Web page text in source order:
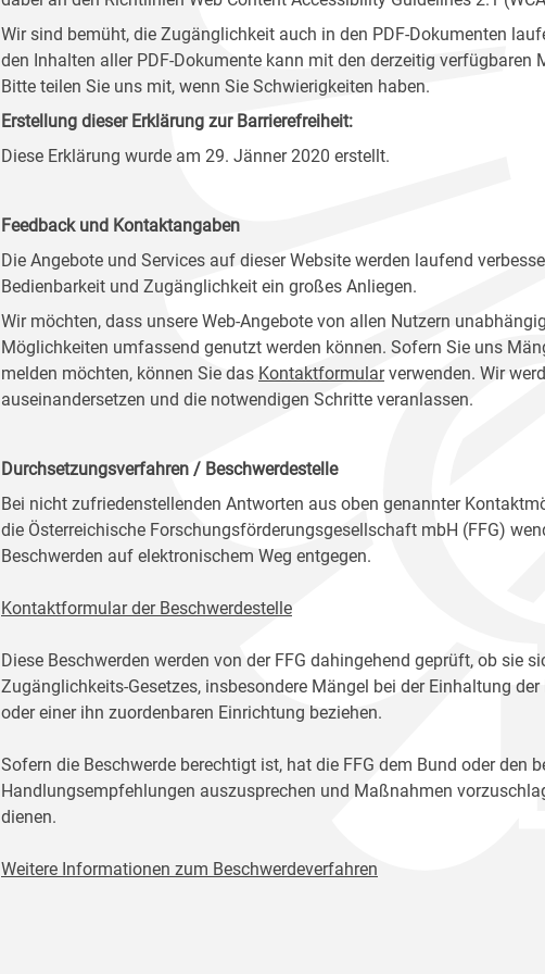
Wir sind bemüht, die Zugänglichkeit auch in den PDF-Dokumenten
den Inhalten aller PDF-Dokumente kann mit den derzeitig
Bitte teilen Sie uns mit, wenn Sie Schwierigkeiten haben.
Erstellung dieser Erklärung zur Barrierefreiheit:
Diese Erklärung wurde am 29. Jänner 2020 erstellt.
Feedback und Kontaktangaben
Die Angebote und Services auf dieser Website werden laufend
Bedienbarkeit und Zugänglichkeit ein großes Anliegen.
Wir möchten, dass unsere Web-Angebote von allen Nutzern
Möglichkeiten umfassend genutzt werden können. Sofern Sie uns
melden möchten, können Sie das Kontaktformularverwenden. Wir
auseinandersetzen und die notwendigen Schritte veranlassen.
Durchsetzungsverfahren / Beschwerdestelle
Bei nicht zufriedenstellenden Antworten aus oben genannter
die Österreichische Forschungsförderungsgesellschaft mbH (FFG)
Beschwerden auf elektronischem Weg entgegen.
Kontaktformular der Beschwerdestelle
Diese Beschwerden werden von der FFG dahingehend geprüft, ob sie
Zugänglichkeits-Gesetzes, insbesondere Mängel bei der Einhaltung
oder einer ihn zuordenbaren Einrichtung beziehen.
Sofern die Beschwerde berechtigt ist, hat die FFG dem Bund oder den
Handlungsempfehlungen auszusprechen und Maßnahmen
dienen.
Weitere Informationen zum Beschwerdeverfahren